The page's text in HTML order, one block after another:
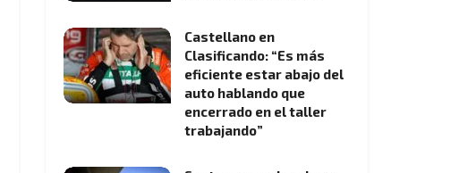
Castellano en
Clasificando: “Es más
eficiente estar abajo del
auto hablando que
encerrado en el taller
trabajando”